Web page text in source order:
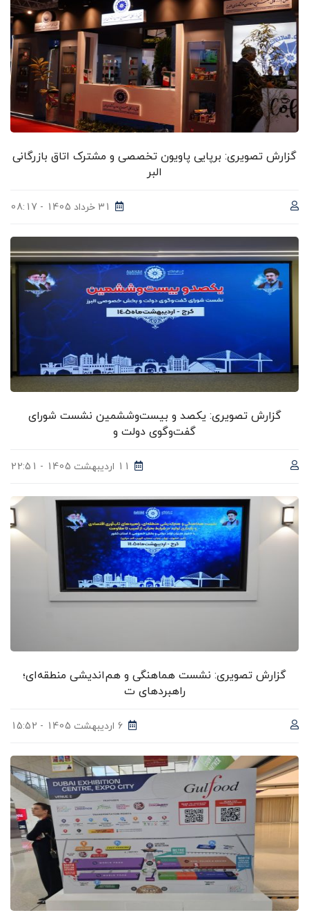
گزارش تصویری: برپایی پاویون تخصصی و مشترک اتاق بازرگانی
البر
31 خرداد 1405 - 08:17
گزارش تصویری: یکصد و بیست‌وششمین نشست شورای
گفت‌وگوی دولت و
11 اردیبهشت 1405 - 22:51
گزارش تصویری: نشست هماهنگی و هم‌اندیشی منطقه‌ای؛
راهبردهای ت
6 اردیبهشت 1405 - 15:52